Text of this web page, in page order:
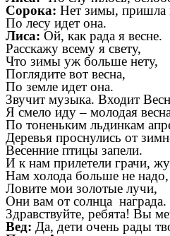
Сорока: Нет зимы, пришла
По лесу идет она.
Лиса: Ой, как рада я весне.
Расскажу всему я свету,
Что зимы уж больше нету,
Поглядите вот весна,
По земле идет она.
Звучит музыка. Входит
Я смело иду – молодая
По тоненьким льдинкам
Деревья проснулись от
Весенние птицы запели.
И к нам прилетели грачи,
Нам холода больше не надо,
Ловите мои золотые лучи,
Они вам от солнца награда.
Здравствуйте, ребята! Вы
Вед: Да, дети очень рады